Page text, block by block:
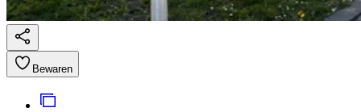
Bewaren